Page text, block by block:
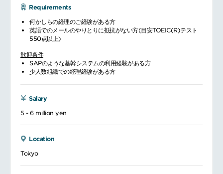
Requirements
何かしらの経理のご経験がある方
英語でのメールのやりとりに抵抗がない方(目安TOEIC(R)テスト
550点以上)
歓迎条件
SAPのような基幹システムの利用経験がある方
少人数組織での経理経験がある方
Salary
5 - 6 million yen
Location
Tokyo